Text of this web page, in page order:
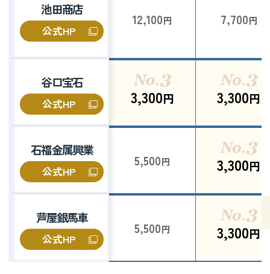
池田商店
公式HP
12,100円 7,700円
谷口宝石
公式HP 3,300円 3,300円
石福金属興業
公式HP
5,500円 3,300円
芦屋銀馬車
公式HP
5,500円 3,300円